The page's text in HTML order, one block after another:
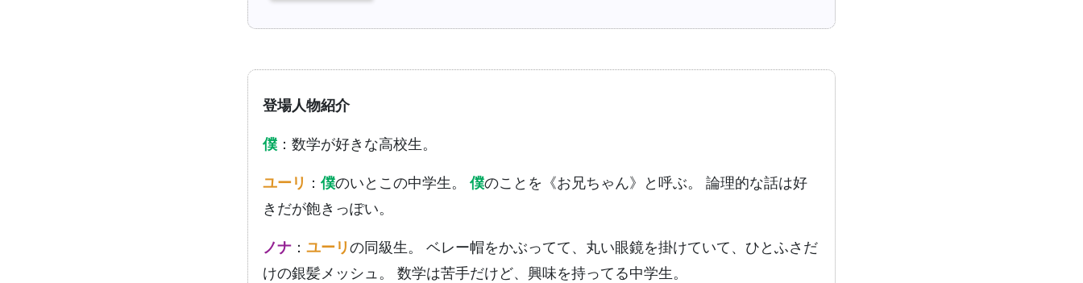
登場人物紹介
僕：数学が好きな高校生。
ユーリ ： 僕のいとこの中学生。 僕のことを《お兄ちゃん》と呼ぶ。 論理的な話は好
きだが飽きっぽい。
ノナ： ユーリの同級生。 ベレー帽をかぶってて、丸い眼鏡を掛けていて、ひとふさだ
けの銀髪メッシュ。 数学は苦手だけど、興味を持ってる中学生。